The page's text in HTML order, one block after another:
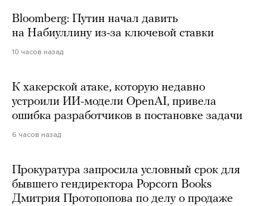
Bloomberg: Путин начал давить
на Набиуллину из-за ключевой ставки
10 часов назад
К хакерской атаке, которую недавно
устроили ИИ-модели OpenAI, привела
ошибка разработчиков в постановке задачи
6 часов назад
Прокуратура запросила условный срок для
бывшего гендиректора Popcorn Books
Дмитрия Протопопова по делу о продаже